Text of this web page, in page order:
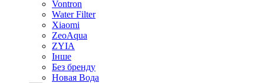
Vontron
Water Filter
Xiaomi
ZeoAqua
ZYIA
Інше
Без бренду
Новая Вода